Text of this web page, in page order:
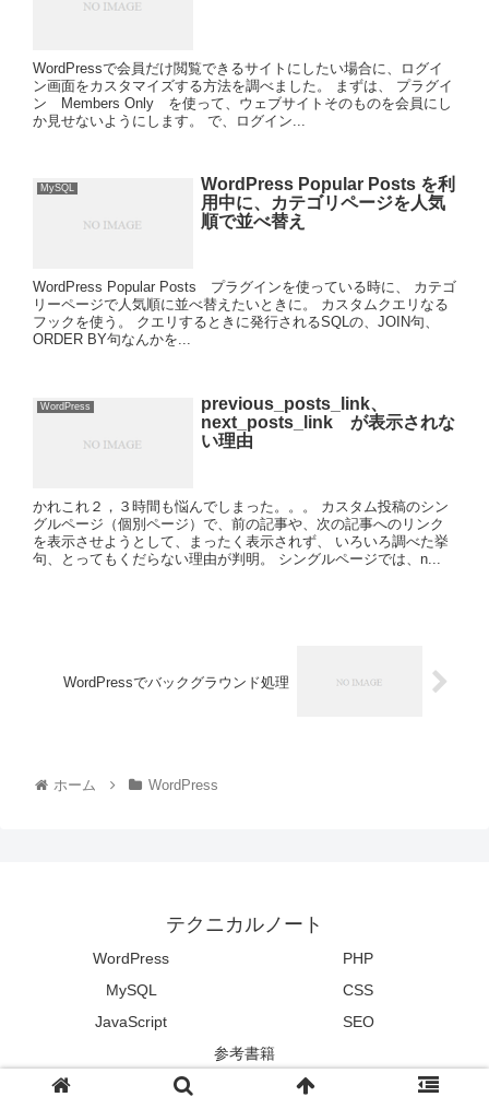
WordPressで会員だけ閲覧できるサイトにしたい場合に、ログイ
ン画面をカスタマイズする方法を調べました。 まずは、 プラグイ
ン Members Only を使って、ウェブサイトそのものを会員にし
か見せないようにします。 で、ログイン...
MySQL
WordPress Popular Posts を利
用中に、カテゴリページを人気
順で並べ替え
WordPress Popular Posts プラグインを使っている時に、 カテゴ
リーページで人気順に並べ替えたいときに。 カスタムクエリなる
フックを使う。 クエリするときに発行されるSQLの、JOIN句、
ORDER BY句なんかを...
WordPress
previous_posts_link、
next_posts_link が表示されな
い理由
かれこれ２，３時間も悩んでしまった。。。 カスタム投稿のシン
グルページ（個別ページ）で、前の記事や、次の記事へのリンク
を表示させようとして、まったく表示されず、 いろいろ調べた挙
句、とってもくだらない理由が判明。 シングルページでは、n...
WordPressでバックグラウンド処理
ホーム WordPress
テクニカルノート
WordPress
PHP
MySQL
CSS
JavaScript
SEO
参考書籍
© 2015 テクニカルノート.